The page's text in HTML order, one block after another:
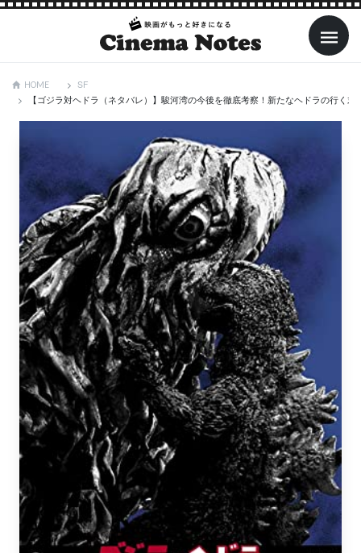
HOME
SF
【ゴジラ対ヘドラ（ネタバレ）】駿河湾の今後を徹底考察！新たなヘドラの行く